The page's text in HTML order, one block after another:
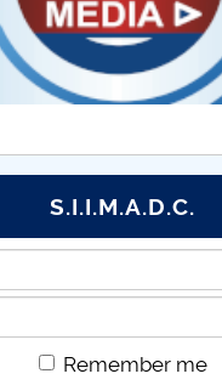
S.I.I.M.A.D.C.
Remember me